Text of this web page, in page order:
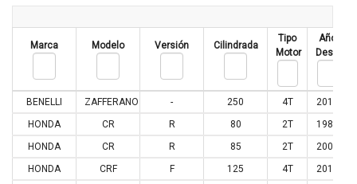
Marca Modelo Versión Cilindrada
Tipo
Motor
Año
Desde
BENELLI ZAFFERANO - 250 4T 2016
HONDA
CR R 80 2T 1985
HONDA
CR R 85 2T 2003
HONDA
CRF F 125 4T 2014